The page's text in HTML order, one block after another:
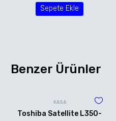
Sepete Ekle
Benzer Ürünler
KASA
Toshiba Satellite L350-